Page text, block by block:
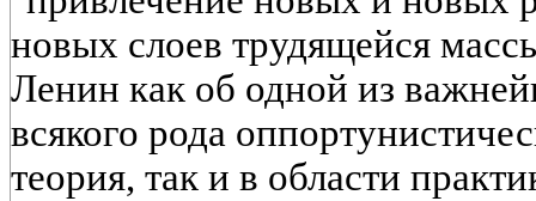
новых слоев трудящейся
Ленин как об одной из
всякого рода
теория, так и в области